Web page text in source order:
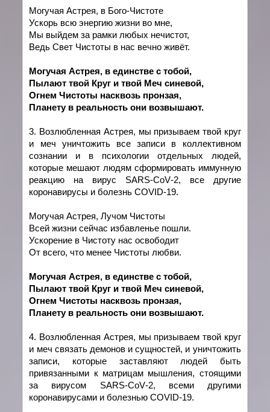
Могучая Астрея, в Бого-Чистоте
Ускорь всю энергию жизни во мне,
Мы выйдем за рамки любых нечистот,
Ведь Свет Чистоты в нас вечно живёт.
Могучая Астрея, в единcтве с тобой,
Пылают твой Круг и твой Меч синевой,
Огнем Чистоты насквозь пронзая,
Планету в реальность они возвышают.
3. Возлюбленная Астрея, мы призываем твой круг
и меч уничтожить все записи в коллективном
сознании и в психологии отдельных людей,
которые мешают людям сформировать иммунную
реакцию на вирус SARS-CoV-2, все другие
коронавирусы и болезньCOVID-19.
Могучая Астрея, Лучом Чистоты
Всей жизни сейчас избавленье пошли.
Ускорение в Чистоту нас освободит
От всего, что менее Чистоты любви.
Могучая Астрея, в единcтве с тобой,
Пылают твой Круг и твой Меч синевой,
Огнем Чистоты насквозь пронзая,
Планету в реальность они возвышают.
4. Возлюбленная Астрея, мы призываем твой круг
и меч связать демонов и сущностей, и уничтожить
записи, которые заставляют людей быть
привязанными к матрицам мышления, стоящими
за вирусом SARS-CoV-2, всеми другими
коронавирусами и болезньюCOVID-19.